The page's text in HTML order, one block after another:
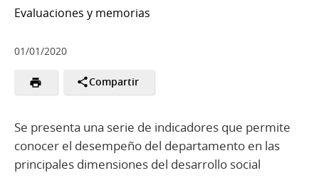
Evaluaciones y memorias
01/01/2020
Compartir
Se presenta una serie de indicadores que permite
conocer el desempeño del departamento en las
principales dimensiones del desarrollo social